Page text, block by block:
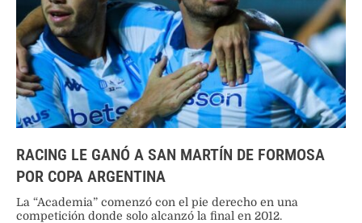
RACING LE GANÓ A SAN MARTÍN DE FORMOSA
POR COPA ARGENTINA
La “Academia” comenzó con el pie derecho en una
competición donde solo alcanzó la final en 2012.